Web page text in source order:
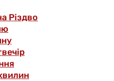
Різдво